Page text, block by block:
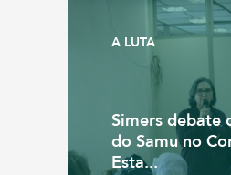
A LUTA
Simers debate
do Samu no
Esta...